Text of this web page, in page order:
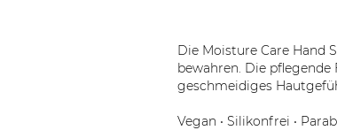
Die Moisture Care Hand
bewahren. Die
geschmeidiges
Vegan • Silikonfrei •